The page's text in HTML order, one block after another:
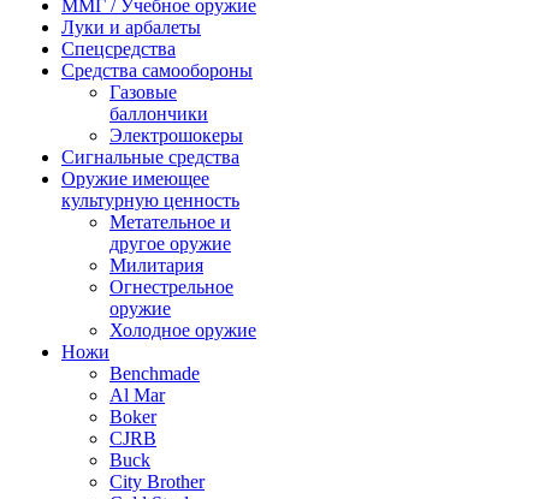
ММГ / Учебное оружие
Луки и арбалеты
Спецсредства
Средства самообороны
Газовые
баллончики
Электрошокеры
Сигнальные средства
Оружие имеющее
культурную ценность
Метательное и
другое оружие
Милитария
Огнестрельное
оружие
Холодное оружие
Ножи
Benchmade
Al Mar
Boker
CJRB
Buck
City Brother